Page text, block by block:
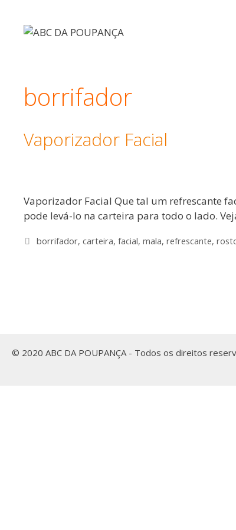
borrifador
Vaporizador Facial
Vaporizador Facial Que tal um refrescante
pode levá-lo na carteira para todo o lado.
Etiquetas
borrifador, carteira, facial, mala, refrescante,
© 2020 ABC DA POUPANÇA - Todos os direitos